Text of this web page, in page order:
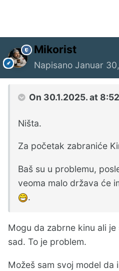
Mikorist
Napisano Januar
On 30.1.2025. at
Ništa.
Za početak zabraniće
Baš su u problemu,
veoma malo država će
.
Mogu da zabrne kinu ali
sad. To je problem.
Možeš sam svoj model da